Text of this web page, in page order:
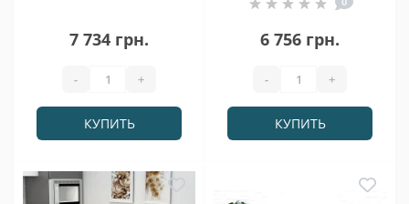
7 734 грн.
- +
КУПИТЬ
Гамма стиль (V5094)
6 756 грн.
- +
КУПИТЬ